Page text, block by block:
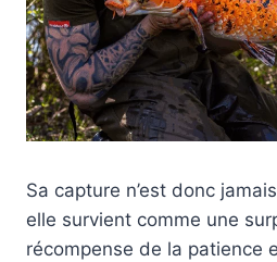
Sa capture n’est donc
elle survient comme une
récompense de la patience